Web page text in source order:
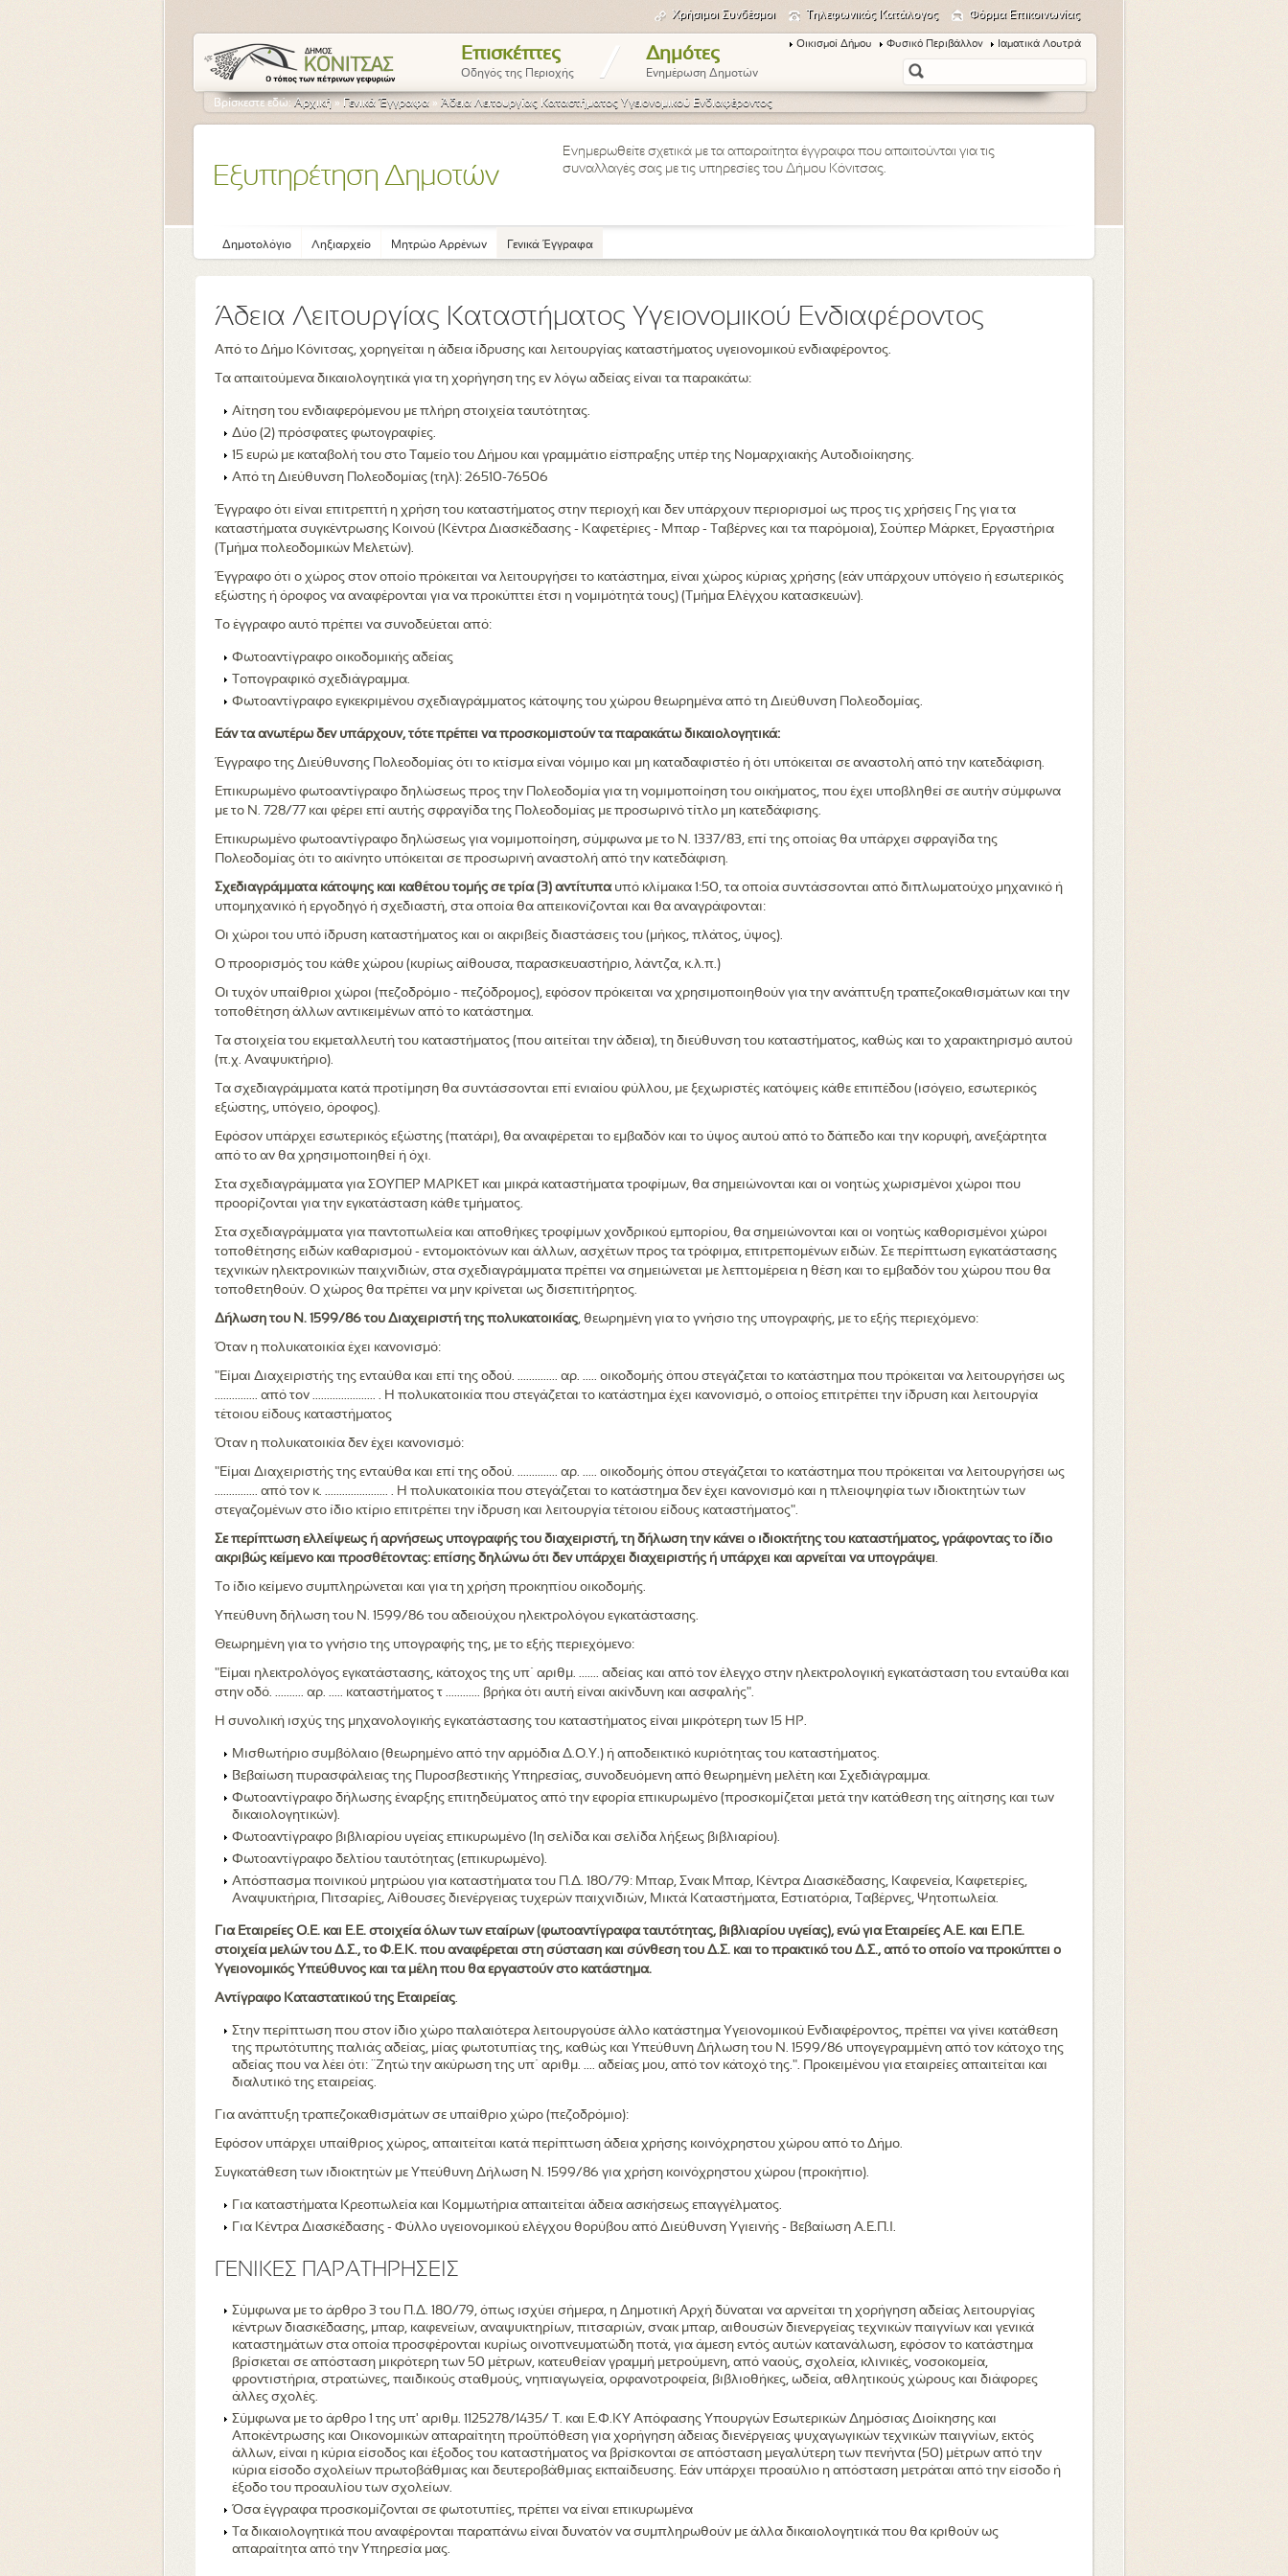
Χρήσιμοι Συνδέσμοι Τηλεφωνικός Κατάλογος Φόρμα Επικοινωνίας
Επισκέπτες
Οδηγός της Περιοχής / Δημότες
Ενημέρωση Δημοτών
Οικισμοί Δήμου Φυσικό Περιβάλλον Ιαματικά Λουτρά
Βρίσκεστε εδώ:Αρχική » Γενικά Έγγραφα » Άδεια Λειτουργίας Καταστήματος Υγειονομικού Ενδιαφέροντος
Εξυπηρέτηση Δημοτών
Ενημερωθείτε σχετικά με τα απαραίτητα έγγραφα που απαιτούνται για τις
συναλλαγές σας με τις υπηρεσίες του Δήμου Κόνιτσας.
Δημοτολόγιο Ληξιαρχείο Μητρώο Αρρένων Γενικά Έγγραφα
Άδεια Λειτουργίας Καταστήματος Υγειονομικού Ενδιαφέροντος
Από το Δήμο Κόνιτσας, χορηγείται η άδεια ίδρυσης και λειτουργίας καταστήματος υγειονομικού ενδιαφέροντος.
Τα απαιτούμενα δικαιολογητικά για τη χορήγηση της εν λόγω αδείας είναι τα παρακάτω:
Αίτηση του ενδιαφερόμενου με πλήρη στοιχεία ταυτότητας.
Δύο (2) πρόσφατες φωτογραφίες.
15 ευρώ με καταβολή του στο Ταμείο του Δήμου και γραμμάτιο είσπραξης υπέρ της Νομαρχιακής Αυτοδιοίκησης.
Από τη Διεύθυνση Πολεοδομίας (τηλ): 26510-76506
Έγγραφο ότι είναι επιτρεπτή η χρήση του καταστήματος στην περιοχή και δεν υπάρχουν περιορισμοί ως προς τις χρήσεις Γης για τα
καταστήματα συγκέντρωσης Κοινού (Κέντρα Διασκέδασης - Καφετέριες - Μπαρ - Ταβέρνες και τα παρόμοια), Σούπερ Μάρκετ, Εργαστήρια
(Τμήμα πολεοδομικών Μελετών).
Έγγραφο ότι ο χώρος στον οποίο πρόκειται να λειτουργήσει το κατάστημα, είναι χώρος κύριας χρήσης (εάν υπάρχουν υπόγειο ή εσωτερικός
εξώστης ή όροφος να αναφέρονται για να προκύπτει έτσι η νομιμότητά τους) (Τμήμα Ελέγχου κατασκευών).
Το έγγραφο αυτό πρέπει να συνοδεύεται από:
Φωτοαντίγραφο οικοδομικής αδείας
Τοπογραφικό σχεδιάγραμμα.
Φωτοαντίγραφο εγκεκριμένου σχεδιαγράμματος κάτοψης του χώρου θεωρημένα από τη Διεύθυνση Πολεοδομίας.
Εάν τα ανωτέρω δεν υπάρχουν, τότε πρέπει να προσκομιστούν τα παρακάτω δικαιολογητικά:
Έγγραφο της Διεύθυνσης Πολεοδομίας ότι το κτίσμα είναι νόμιμο και μη καταδαφιστέο ή ότι υπόκειται σε αναστολή από την κατεδάφιση.
Επικυρωμένο φωτοαντίγραφο δηλώσεως προς την Πολεοδομία για τη νομιμοποίηση του οικήματος, που έχει υποβληθεί σε αυτήν σύμφωνα
με το Ν. 728/77 και φέρει επί αυτής σφραγίδα της Πολεοδομίας με προσωρινό τίτλο μη κατεδάφισης.
Επικυρωμένο φωτοαντίγραφο δηλώσεως για νομιμοποίηση, σύμφωνα με το Ν. 1337/83, επί της οποίας θα υπάρχει σφραγίδα της
Πολεοδομίας ότι το ακίνητο υπόκειται σε προσωρινή αναστολή από την κατεδάφιση.
Σχεδιαγράμματα κάτοψης και καθέτου τομής σε τρία (3) αντίτυπαυπό κλίμακα 1:50, τα οποία συντάσσονται από διπλωματούχο μηχανικό ή
υπομηχανικό ή εργοδηγό ή σχεδιαστή, στα οποία θα απεικονίζονται και θα αναγράφονται:
Οι χώροι του υπό ίδρυση καταστήματος και οι ακριβείς διαστάσεις του (μήκος, πλάτος, ύψος).
Ο προορισμός του κάθε χώρου (κυρίως αίθουσα, παρασκευαστήριο, λάντζα, κ.λ.π.)
Οι τυχόν υπαίθριοι χώροι (πεζοδρόμιο - πεζόδρομος), εφόσον πρόκειται να χρησιμοποιηθούν για την ανάπτυξη τραπεζοκαθισμάτων και την
τοποθέτηση άλλων αντικειμένων από το κατάστημα.
Τα στοιχεία του εκμεταλλευτή του καταστήματος (που αιτείται την άδεια), τη διεύθυνση του καταστήματος, καθώς και το χαρακτηρισμό αυτού
(π.χ. Αναψυκτήριο).
Τα σχεδιαγράμματα κατά προτίμηση θα συντάσσονται επί ενιαίου φύλλου, με ξεχωριστές κατόψεις κάθε επιπέδου (ισόγειο, εσωτερικός
εξώστης, υπόγειο, όροφος).
Εφόσον υπάρχει εσωτερικός εξώστης (πατάρι), θα αναφέρεται το εμβαδόν και το ύψος αυτού από το δάπεδο και την κορυφή, ανεξάρτητα
από το αν θα χρησιμοποιηθεί ή όχι.
Στα σχεδιαγράμματα για ΣΟΥΠΕΡ ΜΑΡΚΕΤ και μικρά καταστήματα τροφίμων, θα σημειώνονται και οι νοητώς χωρισμένοι χώροι που
προορίζονται για την εγκατάσταση κάθε τμήματος.
Στα σχεδιαγράμματα για παντοπωλεία και αποθήκες τροφίμων χονδρικού εμπορίου, θα σημειώνονται και οι νοητώς καθορισμένοι χώροι
τοποθέτησης ειδών καθαρισμού - εντομοκτόνων και άλλων, ασχέτων προς τα τρόφιμα, επιτρεπομένων ειδών. Σε περίπτωση εγκατάστασης
τεχνικών ηλεκτρονικών παιχνιδιών, στα σχεδιαγράμματα πρέπει να σημειώνεται με λεπτομέρεια η θέση και το εμβαδόν του χώρου που θα
τοποθετηθούν. Ο χώρος θα πρέπει να μην κρίνεται ως δισεπιτήρητος.
Δήλωση του Ν. 1599/86 του Διαχειριστή της πολυκατοικίας, θεωρημένη για το γνήσιο της υπογραφής, με το εξής περιεχόμενο:
Όταν η πολυκατοικία έχει κανονισμό:
"Είμαι Διαχειριστής της ενταύθα και επί της οδού. .............. αρ. ..... οικοδομής όπου στεγάζεται το κατάστημα που πρόκειται να λειτουργήσει ως
............... από τον ...................... . Η πολυκατοικία που στεγάζεται το κατάστημα έχει κανονισμό, ο οποίος επιτρέπει την ίδρυση και λειτουργία
τέτοιου είδους καταστήματος
Όταν η πολυκατοικία δεν έχει κανονισμό:
"Είμαι Διαχειριστής της ενταύθα και επί της οδού. .............. αρ. ..... οικοδομής όπου στεγάζεται το κατάστημα που πρόκειται να λειτουργήσει ως
............... από τον κ. ...................... . Η πολυκατοικία που στεγάζεται το κατάστημα δεν έχει κανονισμό και η πλειοψηφία των ιδιοκτητών των
στεγαζομένων στο ίδιο κτίριο επιτρέπει την ίδρυση και λειτουργία τέτοιου είδους καταστήματος".
Σε περίπτωση ελλείψεως ή αρνήσεως υπογραφής του διαχειριστή, τη δήλωση την κάνει ο ιδιοκτήτης του καταστήματος, γράφοντας το ίδιο
ακριβώς κείμενο και προσθέτοντας: επίσης δηλώνω ότι δεν υπάρχει διαχειριστής ή υπάρχει και αρνείται να υπογράψει.
Το ίδιο κείμενο συμπληρώνεται και για τη χρήση προκηπίου οικοδομής.
Υπεύθυνη δήλωση του Ν. 1599/86 του αδειούχου ηλεκτρολόγου εγκατάστασης.
Θεωρημένη για το γνήσιο της υπογραφής της, με το εξής περιεχόμενο:
"Είμαι ηλεκτρολόγος εγκατάστασης, κάτοχος της υπ΄ αριθμ. ....... αδείας και από τον έλεγχο στην ηλεκτρολογική εγκατάσταση του ενταύθα και
στην οδό. .......... αρ. ..... καταστήματος τ ............ βρήκα ότι αυτή είναι ακίνδυνη και ασφαλής".
Η συνολική ισχύς της μηχανολογικής εγκατάστασης του καταστήματος είναι μικρότερη των 15 ΗΡ.
Μισθωτήριο συμβόλαιο (θεωρημένο από την αρμόδια Δ.Ο.Υ.) ή αποδεικτικό κυριότητας του καταστήματος.
Βεβαίωση πυρασφάλειας της Πυροσβεστικής Υπηρεσίας, συνοδευόμενη από θεωρημένη μελέτη και Σχεδιάγραμμα.
Φωτοαντίγραφο δήλωσης έναρξης επιτηδεύματος από την εφορία επικυρωμένο (προσκομίζεται μετά την κατάθεση της αίτησης και των
δικαιολογητικών).
Φωτοαντίγραφο βιβλιαρίου υγείας επικυρωμένο (1η σελίδα και σελίδα λήξεως βιβλιαρίου).
Φωτοαντίγραφο δελτίου ταυτότητας (επικυρωμένο).
Απόσπασμα ποινικού μητρώου για καταστήματα του Π.Δ. 180/79: Μπαρ, Σνακ Μπαρ, Κέντρα Διασκέδασης, Καφενεία, Καφετερίες,
Αναψυκτήρια, Πιτσαρίες, Αίθουσες διενέργειας τυχερών παιχνιδιών, Μικτά Καταστήματα, Εστιατόρια, Ταβέρνες, Ψητοπωλεία.
Για Εταιρείες Ο.Ε. και Ε.Ε. στοιχεία όλων των εταίρων (φωτοαντίγραφα ταυτότητας, βιβλιαρίου υγείας), ενώ για Εταιρείες Α.Ε. και Ε.Π.Ε.
στοιχεία μελών του Δ.Σ., το Φ.Ε.Κ. που αναφέρεται στη σύσταση και σύνθεση του Δ.Σ. και το πρακτικό του Δ.Σ., από το οποίο να προκύπτει ο
Υγειονομικός Υπεύθυνος και τα μέλη που θα εργαστούν στο κατάστημα.
Αντίγραφο Καταστατικού της Εταιρείας.
Στην περίπτωση που στον ίδιο χώρο παλαιότερα λειτουργούσε άλλο κατάστημα Υγειονομικού Ενδιαφέροντος, πρέπει να γίνει κατάθεση
της πρωτότυπης παλιάς αδείας, μίας φωτοτυπίας της, καθώς και Υπεύθυνη Δήλωση του Ν. 1599/86 υπογεγραμμένη από τον κάτοχο της
αδείας που να λέει ότι: ¨Ζητώ την ακύρωση της υπ΄ αριθμ. .... αδείας μου, από τον κάτοχό της.". Προκειμένου για εταιρείες απαιτείται και
διαλυτικό της εταιρείας.
Για ανάπτυξη τραπεζοκαθισμάτων σε υπαίθριο χώρο (πεζοδρόμιο):
Εφόσον υπάρχει υπαίθριος χώρος, απαιτείται κατά περίπτωση άδεια χρήσης κοινόχρηστου χώρου από το Δήμο.
Συγκατάθεση των ιδιοκτητών με Υπεύθυνη Δήλωση Ν. 1599/86 για χρήση κοινόχρηστου χώρου (προκήπιο).
Για καταστήματα Κρεοπωλεία και Κομμωτήρια απαιτείται άδεια ασκήσεως επαγγέλματος.
Για Κέντρα Διασκέδασης - Φύλλο υγειονομικού ελέγχου θορύβου από Διεύθυνση Υγιεινής - Βεβαίωση Α.Ε.Π.Ι.
ΓΕΝΙΚΕΣ ΠΑΡΑΤΗΡΗΣΕΙΣ
Σύμφωνα με το άρθρο 3 του Π.Δ. 180/79, όπως ισχύει σήμερα, η Δημοτική Αρχή δύναται να αρνείται τη χορήγηση αδείας λειτουργίας
κέντρων διασκέδασης, μπαρ, καφενείων, αναψυκτηρίων, πιτσαριών, σνακ μπαρ, αιθουσών διενεργείας τεχνικών παιγνίων και γενικά
καταστημάτων στα οποία προσφέρονται κυρίως οινοπνευματώδη ποτά, για άμεση εντός αυτών κατανάλωση, εφόσον το κατάστημα
βρίσκεται σε απόσταση μικρότερη των 50 μέτρων, κατευθείαν γραμμή μετρούμενη, από ναούς, σχολεία, κλινικές, νοσοκομεία,
φροντιστήρια, στρατώνες, παιδικούς σταθμούς, νηπιαγωγεία, ορφανοτροφεία, βιβλιοθήκες, ωδεία, αθλητικούς χώρους και διάφορες
άλλες σχολές.
Σύμφωνα με το άρθρο 1 της υπ' αριθμ. 1125278/1435/ Τ. και Ε.Φ.ΚΥ Απόφασης Υπουργών Εσωτερικών Δημόσιας Διοίκησης και
Αποκέντρωσης και Οικονομικών απαραίτητη προϋπόθεση για χορήγηση άδειας διενέργειας ψυχαγωγικών τεχνικών παιγνίων, εκτός
άλλων, είναι η κύρια είσοδος και έξοδος του καταστήματος να βρίσκονται σε απόσταση μεγαλύτερη των πενήντα (50) μέτρων από την
κύρια είσοδο σχολείων πρωτοβάθμιας και δευτεροβάθμιας εκπαίδευσης. Εάν υπάρχει προαύλιο η απόσταση μετράται από την είσοδο ή
έξοδο του προαυλίου των σχολείων.
Όσα έγγραφα προσκομίζονται σε φωτοτυπίες, πρέπει να είναι επικυρωμένα
Τα δικαιολογητικά που αναφέρονται παραπάνω είναι δυνατόν να συμπληρωθούν με άλλα δικαιολογητικά που θα κριθούν ως
απαραίτητα από την Υπηρεσία μας.